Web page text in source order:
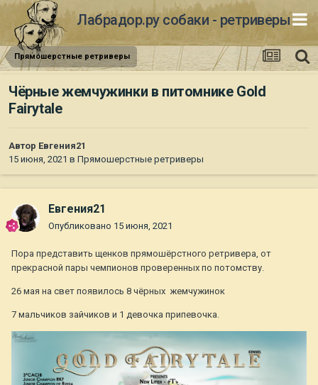
Лабрадор.ру собаки - ретриверы
Прямошерстные ретриверы
Чёрные жемчужинки в питомнике Gold
Fairytale
Автор Евгения21
15 июня, 2021 в Прямошерстные ретриверы
Евгения21
Опубликовано 15 июня, 2021
Пора представить щенков прямошёрстного ретривера, от
прекрасной пары чемпионов проверенных по потомству.
26 мая на свет появилось 8 чёрных жемчужинок
7 мальчиков зайчиков и 1 девочка припевочка.